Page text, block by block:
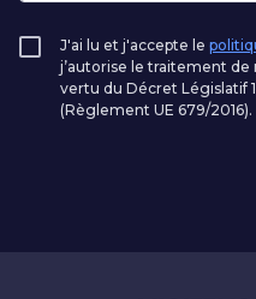
J'ai lu et j'accepte le
j’autorise le traitement
vertu du Décret Législatif
(Règlement UE 679/2016).